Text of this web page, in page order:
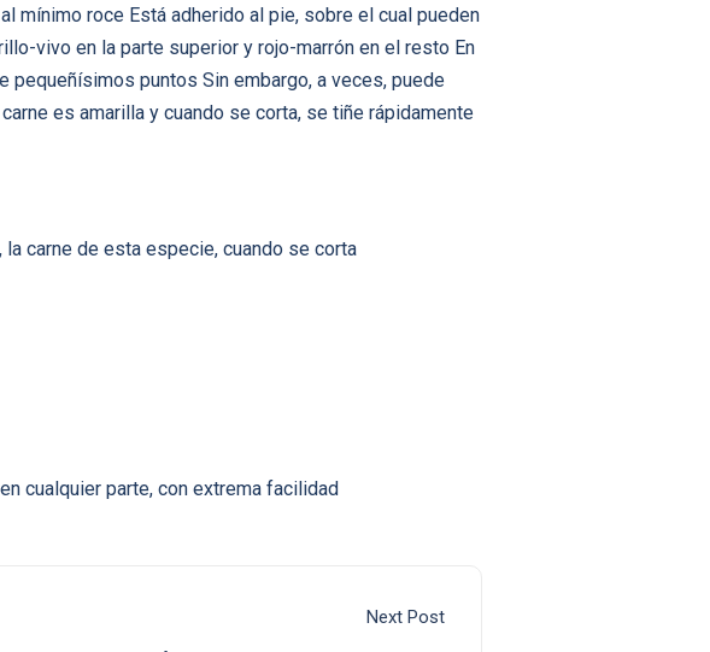
mínimo roce Está adherido al pie, sobre el cual pueden
vivo en la parte superior y rojo-marrón en el resto En
puntos Sin embargo, a veces, puede
es amarilla y cuando se corta, se tiñe rápidamente
carne de esta especie, cuando se corta
cualquier parte, con extrema facilidad
Next Post